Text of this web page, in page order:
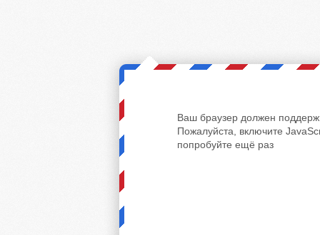
Ваш браузер должен
Пожалуйста, включите
попробуйте ещё раз